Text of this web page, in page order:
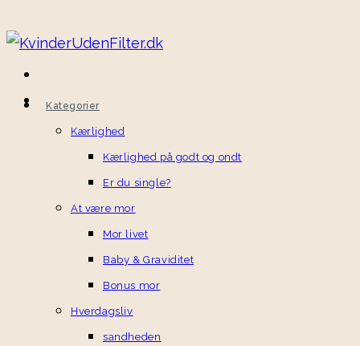
Kategorier
Kærlighed
Kærlighed på godt og ondt
Er du single?
At være mor
Mor livet
Baby & Graviditet
Bonus mor
Hverdagsliv
sandheden